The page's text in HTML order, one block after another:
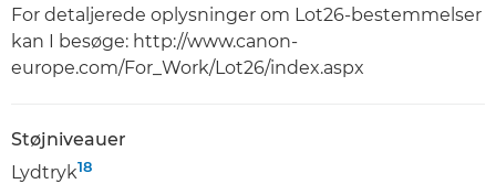
For detaljerede oplysninger om Lot26-bestemmelser
kan I besøge: http://www.canon-
europe.com/For_Work/Lot26/index.aspx
Støjniveauer
Lydtryk18